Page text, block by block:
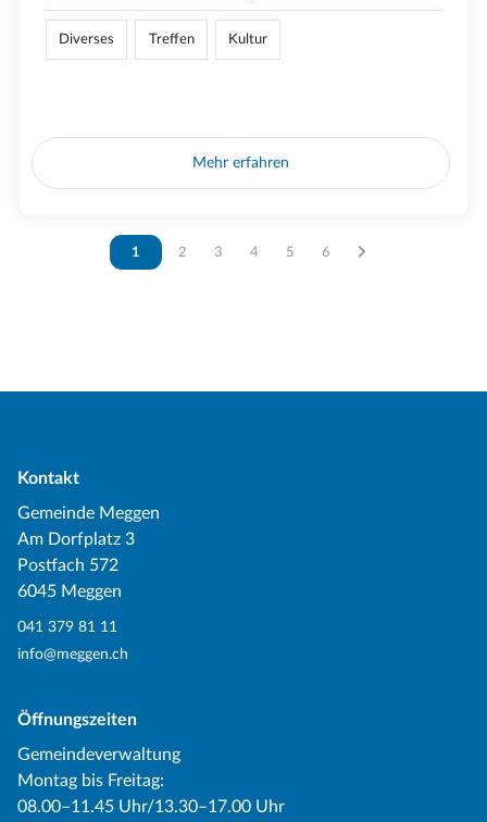
Diverses Treffen Kultur
Mehr erfahren
Vous êtes sur la page
1 Vous êtes sur la page
2 Vous êtes sur la page
3 Vous êtes sur la page
4 Vous êtes sur la page
5 Vous êtes sur la page
6
Kontakt
Gemeinde Meggen
Am Dorfplatz 3
Postfach 572
6045 Meggen
041 379 81 11
info@meggen.ch
Öffnungszeiten
Gemeindeverwaltung
Montag bis Freitag:
08.00–11.45 Uhr/13.30–17.00 Uhr